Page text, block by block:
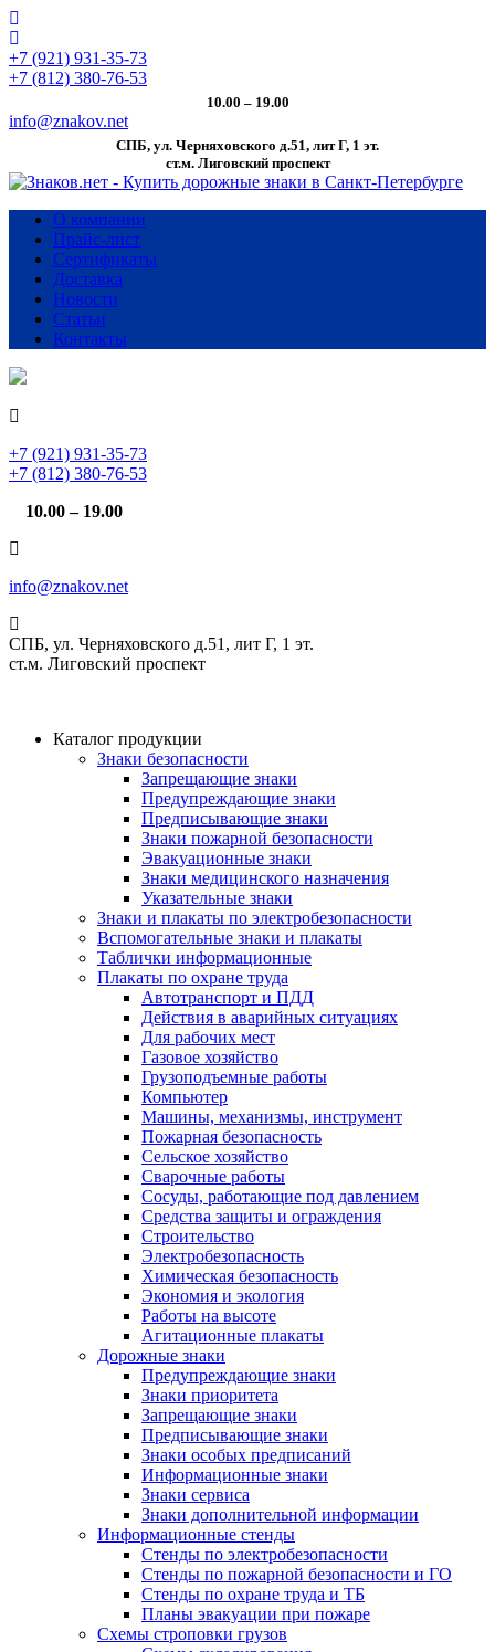
+7 (921) 931-35-73
+7 (812) 380-76-53
10.00 – 19.00
info@znakov.net
СПБ, ул. Черняховского д.51, лит Г, 1 эт.
cт.м. Лиговский проспект
О компании
Прайс-лист
Сертификаты
Доставка
Новости
Статьи
Контакты
+7 (921) 931-35-73
+7 (812) 380-76-53
10.00 – 19.00
info@znakov.net
СПБ, ул. Черняховского д.51, лит Г, 1 эт.
cт.м. Лиговский проспект
Каталог продукции
Знаки безопасности
Запрещающие знаки
Предупреждающие знаки
Предписывающие знаки
Знаки пожарной безопасности
Эвакуационные знаки
Знаки медицинского назначения
Указательные знаки
Знаки и плакаты по электробезопасности
Вспомогательные знаки и плакаты
Таблички информационные
Плакаты по охране труда
Автотранспорт и ПДД
Действия в аварийных ситуациях
Для рабочих мест
Газовое хозяйство
Грузоподъемные работы
Компьютер
Машины, механизмы, инструмент
Пожарная безопасность
Сельское хозяйство
Сварочные работы
Сосуды, работающие под давлением
Средства защиты и ограждения
Строительство
Электробезопасность
Химическая безопасность
Экономия и экология
Работы на высоте
Агитационные плакаты
Дорожные знаки
Предупреждающие знаки
Знаки приоритета
Запрещающие знаки
Предписывающие знаки
Знаки особых предписаний
Информационные знаки
Знаки сервиса
Знаки дополнительной информации
Информационные стенды
Стенды по электробезопасности
Стенды по пожарной безопасности и ГО
Стенды по охране труда и ТБ
Планы эвакуации при пожаре
Схемы строповки грузов